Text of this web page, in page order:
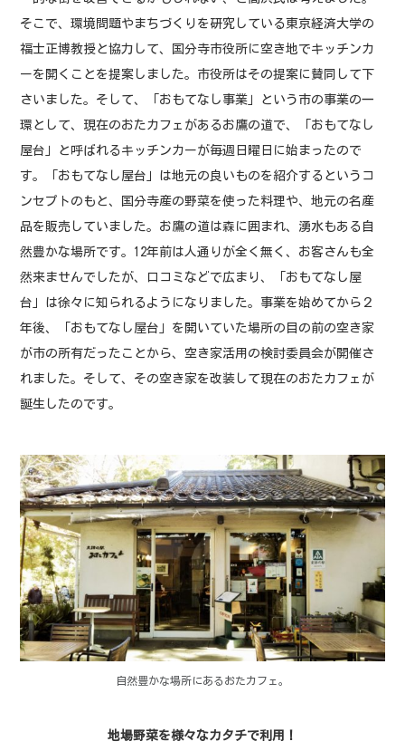
そこで、環境問題やまちづくりを研究している東京経済大学の
福士正博教授と協力して、国分寺市役所に空き地でキッチンカ
ーを開くことを提案しました。市役所はその提案に賛同して下
さいました。そして、「おもてなし事業」という市の事業の一
環として、現在のおたカフェがあるお鷹の道で、「おもてなし
屋台」と呼ばれるキッチンカーが毎週日曜日に始まったので
す。「おもてなし屋台」は地元の良いものを紹介するというコ
ンセプトのもと、国分寺産の野菜を使った料理や、地元の名産
品を販売していました。お鷹の道は森に囲まれ、湧水もある自
然豊かな場所です。12年前は人通りが全く無く、お客さんも全
然来ませんでしたが、口コミなどで広まり、「おもてなし屋
台」は徐々に知られるようになりました。事業を始めてから２
年後、「おもてなし屋台」を開いていた場所の目の前の空き家
が市の所有だったことから、空き家活用の検討委員会が開催さ
れました。そして、その空き家を改装して現在のおたカフェが
誕生したのです。
自然豊かな場所にあるおたカフェ。
地場野菜を様々なカタチで利用！